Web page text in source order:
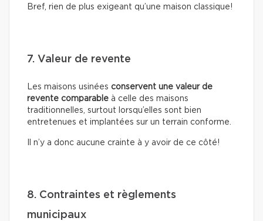
Bref, rien de plus exigeant qu’une maison classique!
7. Valeur de revente
Les maisons usinées conservent une valeur de
revente comparable à celle des maisons
traditionnelles, surtout lorsqu’elles sont bien
entretenues et implantées sur un terrain conforme.
Il n’y a donc aucune crainte à y avoir de ce côté!
8. Contraintes et règlements
municipaux